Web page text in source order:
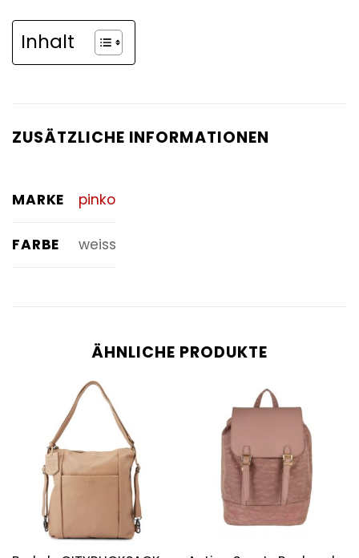
Inhalt
ZUSÄTZLICHE INFORMATIONEN
MARKE pinko
FARBE weiss
ÄHNLICHE PRODUKTE